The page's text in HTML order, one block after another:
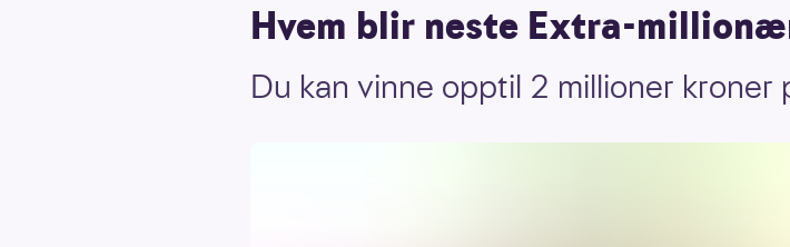
Hvem blir neste Extra-
Du kan vinne opptil 2 millioner kroner